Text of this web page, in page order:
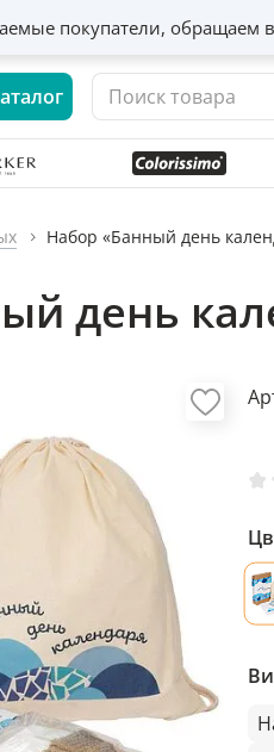
покупатели, обращаем
Набор «Банный день
день